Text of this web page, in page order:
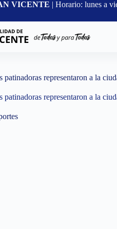
VICENTE | Horario: lunes a
representaron a la
representaron a la